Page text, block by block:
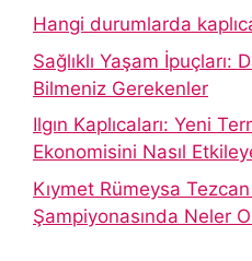
Hangi durumlarda
Sağlıklı Yaşam İpuçları:
Bilmeniz Gerekenler
Ilgın Kaplıcaları: Yeni
Ekonomisini Nasıl
Kıymet Rümeysa
Şampiyonasında Neler